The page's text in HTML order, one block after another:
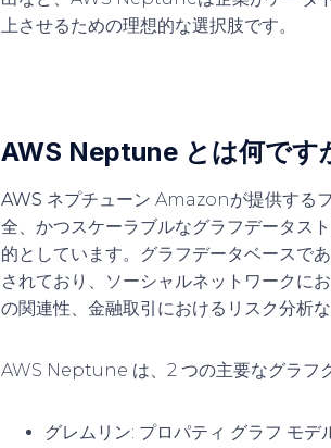
上させるための理想的な選択肢です。
AWS Neptune とは何です
AWS ネプチューン Amazonが提供する
全、かつスケーラブルなグラフデータス
的としています。グラフデータベース
されており、ソーシャルネットワークに
の関連性、金融取引におけるリスク分析
AWS Neptune は、2 つの主要なグラフ
グレムリン: プロパティ グラフ モデ